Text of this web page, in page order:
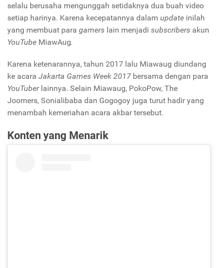
selalu berusaha mengunggah setidaknya dua buah video
setiap harinya. Karena kecepatannya dalam update inilah
yang membuat para gamers lain menjadi subscribers akun
YouTube MiawAug.
Karena ketenarannya, tahun 2017 lalu Miawaug diundang
ke acara Jakarta Games Week 2017 bersama dengan para
YouTuberlainnya. Selain Miawaug, PokoPow, The
Joomers, Sonialibaba dan Gogogoy juga turut hadir yang
menambah kemeriahan acara akbar tersebut.
Konten yang Menarik